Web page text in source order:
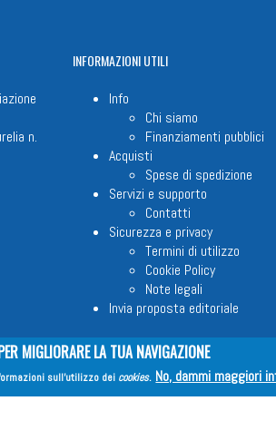
n.
INFORMAZIONIUTILI
Info
Chi siamo
Finanziamenti pubblici
Acquisti
Spese di spedizione
Servizi e supporto
Contatti
Sicurezza e privacy
Termini di utilizzo
Cookie Policy
Note legali
Invia proposta editoriale
Actuositatem ETS © 2023 - P.I.
MIGLIORARE LA TUA NAVIGAZIONE
sull'utilizzo dei cookies. No, dammi maggiori